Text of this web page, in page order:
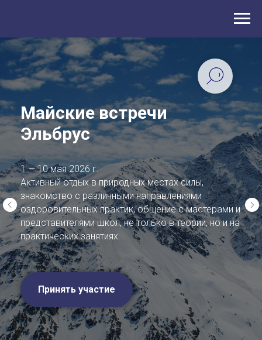
Майские встречи
Эльбрус
1 — 10 мая 2026 г.
Активный отдых в природных местах силы,
знакомство с различными направлениями
оздоровительных практик, общение с мастерами и
представителями школ, не только в теории, но и на
практических занятиях.
Принять участие